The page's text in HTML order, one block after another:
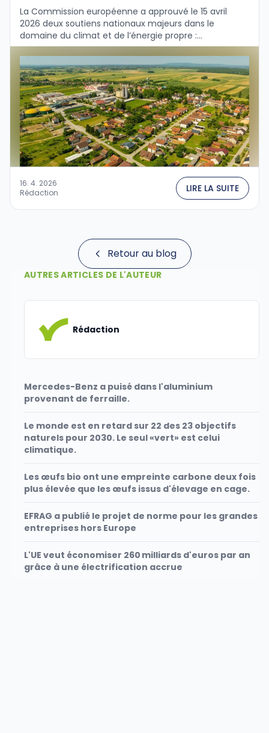
La Commission européenne a approuvé le 15 avril
2026 deux soutiens nationaux majeurs dans le
domaine du climat et de l’énergie propre :...
16. 4. 2026
Rédaction
LIRE LA SUITE
Retour au blog
AUTRES ARTICLES DE L'AUTEUR
Rédaction
Mercedes-Benz a puisé dans l'aluminium
provenant de ferraille.
Le monde est en retard sur 22 des 23 objectifs
naturels pour 2030. Le seul «vert» est celui
climatique.
Les œufs bio ont une empreinte carbone deux fois
plus élevée que les œufs issus d'élevage en cage.
EFRAG a publié le projet de norme pour les grandes
entreprises hors Europe
L'UE veut économiser 260 milliards d'euros par an
grâce à une électrification accrue